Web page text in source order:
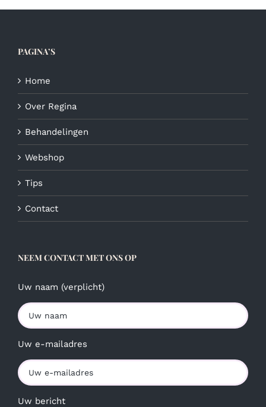
PAGINA’S
Home
Over Regina
Behandelingen
Webshop
Tips
Contact
NEEM CONTACT MET ONS OP
Uw naam (verplicht)
Uw e-mailadres
Uw bericht